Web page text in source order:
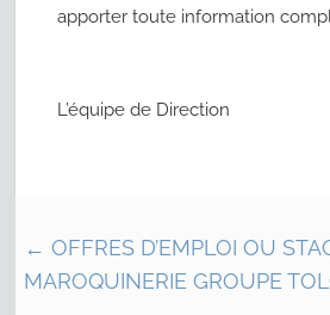
apporter toute information
L’équipe de Direction
← OFFRES D’EMPLOI OU
MAROQUINERIE GROUPE